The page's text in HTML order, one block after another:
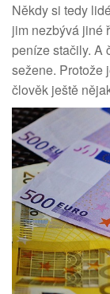
Někdy si tedy
jim nezbývá jiné
peníze stačily. A
sežene. Protože
člověk ještě